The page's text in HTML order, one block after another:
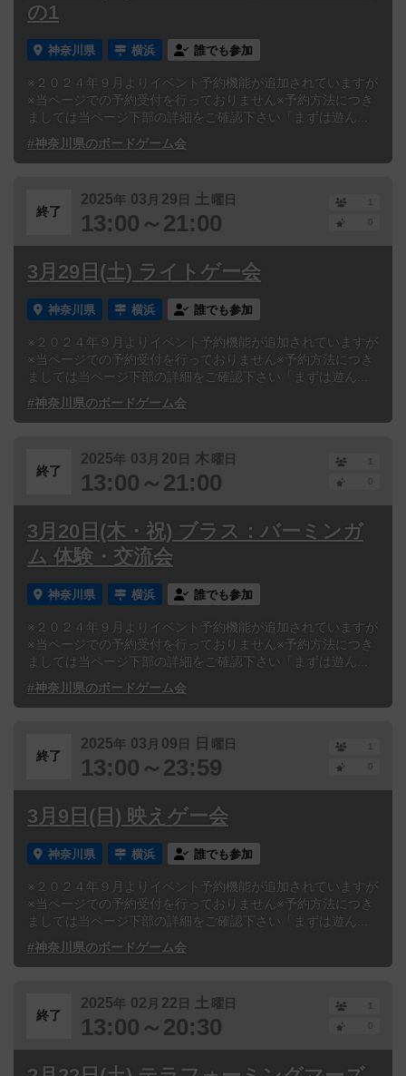
の1
神奈川県 横浜 誰でも参加
※２０２４年９月よりイベント予約機能が追加されていますが
※当ページでの予約受付を行っておりません※予約方法につき
ましては当ページ下部の詳細をご確認下さい「まずは遊ん...
#神奈川県のボードゲーム会
終了
2025年 03 月 29 日 土 曜日
13:00～21:00
1
0
3月29日(土) ライトゲー会
神奈川県 横浜 誰でも参加
※２０２４年９月よりイベント予約機能が追加されていますが
※当ページでの予約受付を行っておりません※予約方法につき
ましては当ページ下部の詳細をご確認下さい「まずは遊ん...
#神奈川県のボードゲーム会
終了
2025年 03 月 20 日 木曜日
13:00～21:00
1
0
3月20日(木・祝) ブラス：バーミンガ
ム 体験・交流会
神奈川県 横浜 誰でも参加
※２０２４年９月よりイベント予約機能が追加されていますが
※当ページでの予約受付を行っておりません※予約方法につき
ましては当ページ下部の詳細をご確認下さい「まずは遊ん...
#神奈川県のボードゲーム会
終了
2025年 03 月 09 日 日 曜日
13:00～23:59
1
0
3月9日(日) 映えゲー会
神奈川県 横浜 誰でも参加
※２０２４年９月よりイベント予約機能が追加されていますが
※当ページでの予約受付を行っておりません※予約方法につき
ましては当ページ下部の詳細をご確認下さい「まずは遊ん...
#神奈川県のボードゲーム会
終了
2025年 02 月 22 日 土 曜日
13:00～20:30
1
0